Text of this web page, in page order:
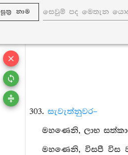
සූත්‍ර නාම
303. සැවැත්නුවර–
මහණෙනි, ලාභ
මහණෙනි, විසපී විස